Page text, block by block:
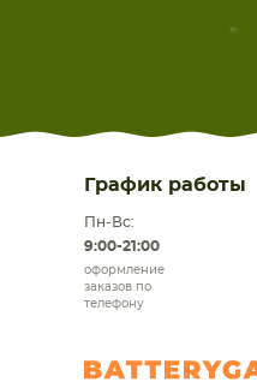
График работы
Пн-Вс:
9:00-21:00
оформление
заказов по
телефону